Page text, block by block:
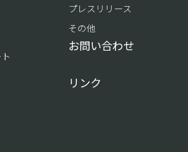
プレスリリース
その他
お問い合わせ
リンク